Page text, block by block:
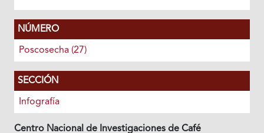
NÚMERO
Poscosecha (27)
SECCIÓN
Infografía
Centro Nacional de Investigaciones de Café